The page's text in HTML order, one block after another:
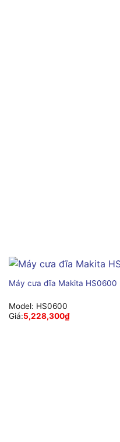
Máy cưa đĩa Makita HS0600
Model: HS0600
Giá:5,228,300₫